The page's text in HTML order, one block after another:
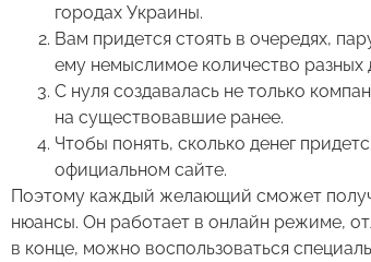
городах Украины.
Вам придется стоять в очередях,
ему немыслимое количество разных
С нуля создавалась не только
на существовавшие ранее.
Чтобы понять, сколько денег
официальном сайте.
Поэтому каждый желающий сможет
нюансы. Он работает в онлайн режиме,
в конце, можно воспользоваться